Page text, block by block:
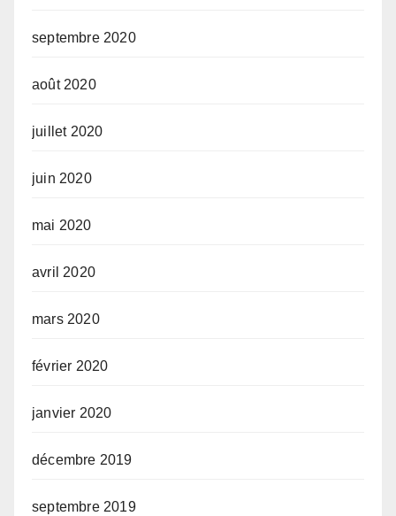
septembre 2020
août 2020
juillet 2020
juin 2020
mai 2020
avril 2020
mars 2020
février 2020
janvier 2020
décembre 2019
septembre 2019